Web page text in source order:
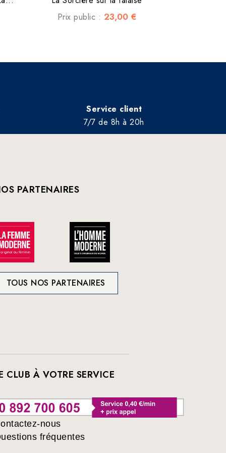
Prix public : 23,00 €
Service client
7/7 de 8h à 20h
PARTENAIRES
TOUS NOS PARTENAIRES
CLUB À VOTRE SERVICE
nous
fréquentes